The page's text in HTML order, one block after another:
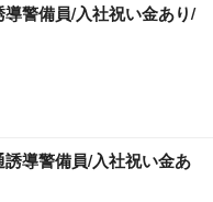
警備員/入社祝い金あり/
導警備員/入社祝い金あ